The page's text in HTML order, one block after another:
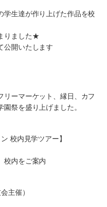
学生達が作り上げた作品を校
りました★
公開いたします
リーマーケット、縁日、カフ
祭を盛り上げました。
校内見学ツアー】
校内をご案内
主催）